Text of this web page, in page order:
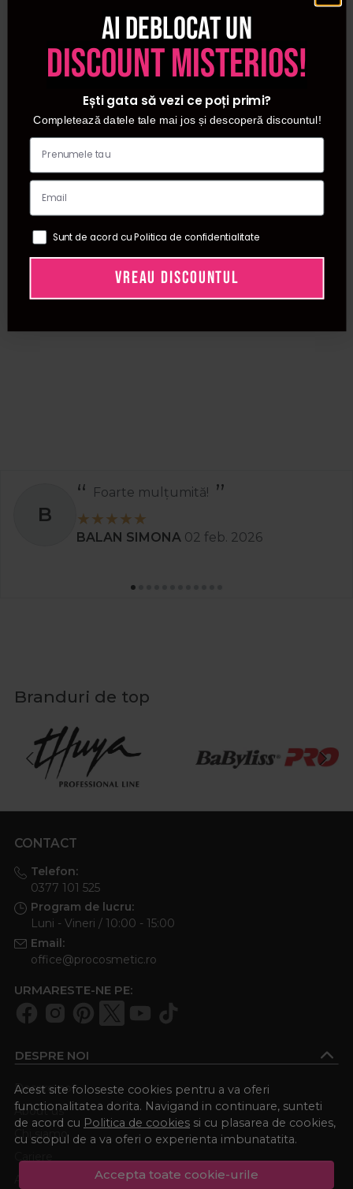
Acest site foloseste cookies pentru a va oferi
functionalitatea dorita. Navigand in continuare, sunteti
de acord cu Politica de cookies si cu plasarea de cookies,
cu scopul de a va oferi o experienta imbunatatita.
Accepta toate cookie-urile
B
Foarte mulțumită!
BALAN SIMONA 02 feb. 2026
Branduri de top
CONTACT
Telefon:
0377 101 525
Program de lucru:
Luni - Vineri / 10:00 - 15:00
Email:
office@procosmetic.ro
URMARESTE-NE PE:
DESPRE NOI
Despre noi
About us
Chi siamo
Academia Procosmetic
Ai deblocat un
discount misterios!
Ești gata să vezi ce poți primi?
Completează datele tale mai jos și descoperă discountul!
Sunt de acord cu Politica de confidentialitate
VREAU DISCOUNTUL